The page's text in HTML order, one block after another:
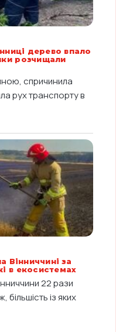
дерево впало
розчищали
спричинила
рух транспорту в
Вінниччині за
в екосистемах
22 рази
більшість із яких